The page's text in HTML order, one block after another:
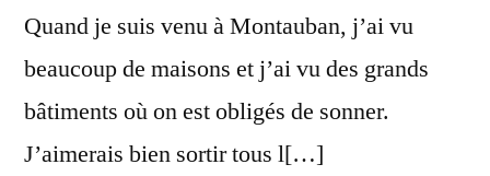
Quand je suis venu à Montauban, j’ai vu
beaucoup de maisons et j’ai vu des grands
bâtiments où on est obligés de sonner.
J’aimerais bien sortir tous l[…]